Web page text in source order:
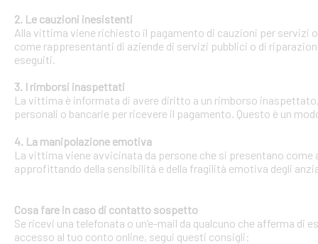
2. Le cauzioni inesistenti
Alla vittima viene richiesto il pagamento di cauzioni per
come rappresentanti di aziende di servizi pubblici o di
eseguiti.
3. I rimborsi inaspettati
La vittima è informata di avere diritto a un rimborso
personali o bancarie per ricevere il pagamento. Questo è un
4. La manipolazione emotiva
La vittima viene avvicinata da persone che si presentano
approfittando della sensibilità e della fragilità emotiva degli
Cosa fare in caso di contatto sospetto
Se ricevi una telefonata o un’e-mail da qualcuno che afferma di
accesso al tuo conto online, segui questi consigli: